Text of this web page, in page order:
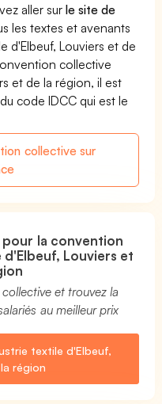
aller surle site de
les textes et avenants
d'Elbeuf, Louviers et de
collective
et de la région, il est
code IDCC qui est le
collective sur
pour la convention
Louviers et
et trouvez la
au meilleur prix
textile d'Elbeuf,
région